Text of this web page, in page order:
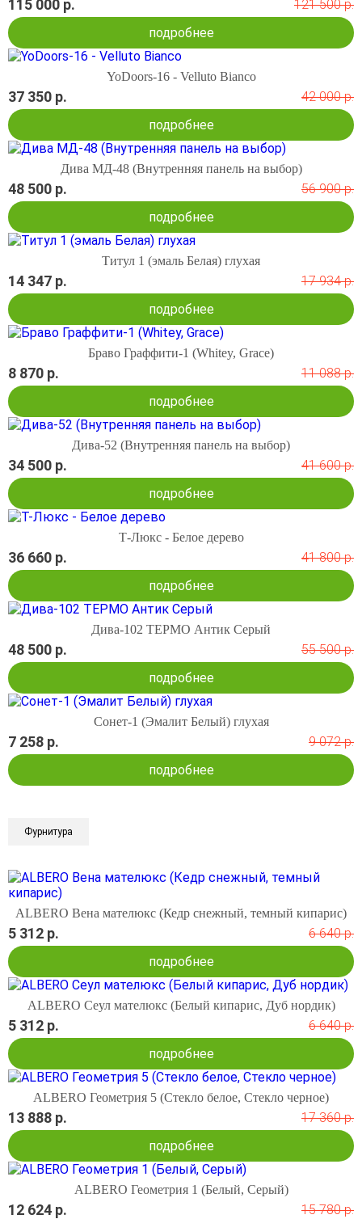
115 000 р.
121 500 р.
подробнее
YoDoors-16 - Velluto Bianco
37 350 р.
42 000 р.
подробнее
Дива МД-48 (Внутренняя панель на выбор)
48 500 р.
56 900 р.
подробнее
Титул 1 (эмаль Белая) глухая
14 347 р.
17 934 р.
подробнее
Браво Граффити-1 (Whitey, Grace)
8 870 р.
11 088 р.
подробнее
Дива-52 (Внутренняя панель на выбор)
34 500 р.
41 600 р.
подробнее
Т-Люкс - Белое дерево
36 660 р.
41 800 р.
подробнее
Дива-102 ТЕРМО Антик Серый
48 500 р.
55 500 р.
подробнее
Сонет-1 (Эмалит Белый) глухая
7 258 р.
9 072 р.
подробнее
Фурнитура
ALBERO Вена мателюкс (Кедр снежный, темный кипарис)
5 312 р.
6 640 р.
подробнее
ALBERO Сеул мателюкс (Белый кипарис, Дуб нордик)
5 312 р.
6 640 р.
подробнее
ALBERO Геометрия 5 (Стекло белое, Стекло черное)
13 888 р.
17 360 р.
подробнее
ALBERO Геометрия 1 (Белый, Серый)
12 624 р.
15 780 р.